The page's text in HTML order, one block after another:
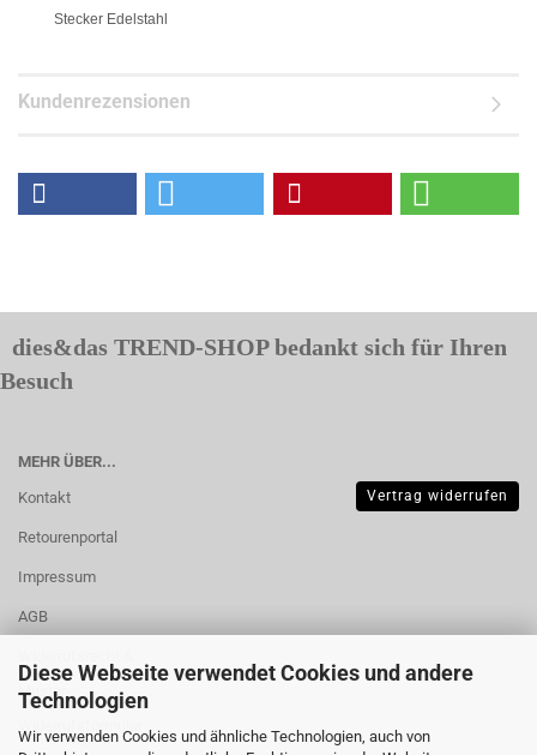
Diese Webseite verwendet Cookies und andere
Technologien
Wir verwenden Cookies und ähnliche Technologien, auch von
Stecker Edelstahl
Kundenrezensionen
dies&das TREND-SHOP bedankt sich für Ihren
Besuch
MEHR ÜBER...
Kontakt
Retourenportal
Impressum
AGB
Muster-
Widerrufsformular
Vertrag widerrufen